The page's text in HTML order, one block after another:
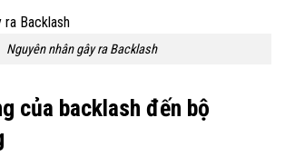
Nguyên nhân gây ra Backlash
của backlash đến bộ